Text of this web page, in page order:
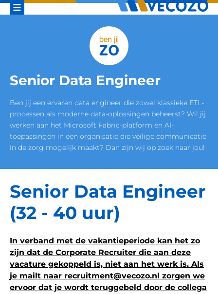
Senior Data Engineer
Ben jij een ervaren data engineer die zowel klassieke ETL-
processen als moderne data-oplossingen beheerst? Wil jij
werken aan het Microsoft Fabric-platform en AI-
toepassingen in een organisatie die veilige communicatie
in de zorg mogelijk maakt? Dan zijn wij op zoek naar jou!
Senior Data Engineer
(32 - 40 uur)
In verband met de vakantieperiode kan het zo
zijn dat de Corporate Recruiter die aan deze
vacature gekoppeld is, niet aan het werk is. Als
je mailt naar recruitment@vecozo.nl zorgen we
ervoor dat je wordt teruggebeld door de collega